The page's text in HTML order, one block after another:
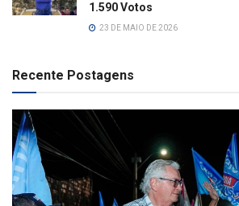
1.590 Votos
23 DE MAIO DE 2026
Recente Postagens